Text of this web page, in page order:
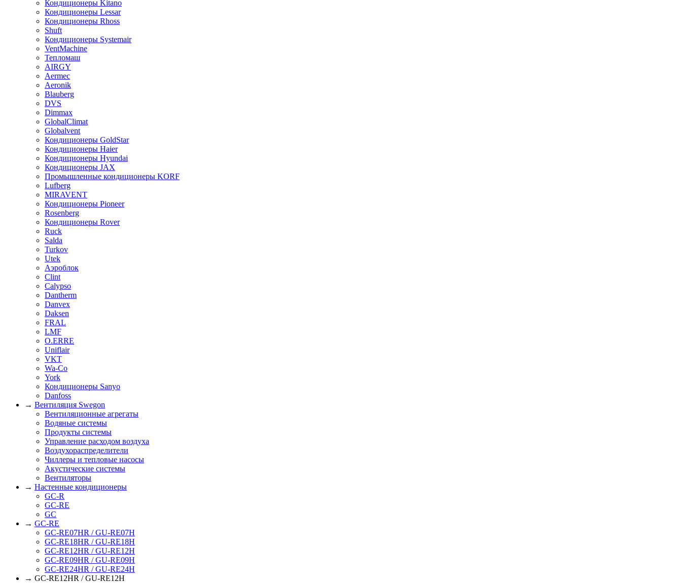
Кондиционеры Kitano
Кондиционеры Lessar
Кондиционеры Rhoss
Shuft
Кондиционеры Systemair
VentMachine
Тепломаш
AIRGY
Aermec
Aeronik
Blauberg
DVS
Dimmax
GlobalClimat
Globalvent
Кондиционеры GoldStar
Кондиционеры Haier
Кондиционеры Hyundai
Кондиционеры JAX
Промышленные кондиционеры KORF
Lufberg
MIRAVENT
Кондиционеры Pioneer
Rosenberg
Кондиционеры Rover
Ruck
Salda
Turkov
Utek
Аэроблок
Clint
Calypso
Dantherm
Danvex
Daksen
FRAL
LMF
O.ERRE
Uniflair
VKT
Wa-Co
York
Кондиционеры Sanyo
Danfoss
→ Вентиляция Swegon
Вентиляционные агрегаты
Водяные системы
Продукты системы
Управление расходом воздуха
Воздухораспределители
Чиллеры и тепловые насосы
Акустические системы
Вентиляторы
→ Настенные кондиционеры
GC-R
GC-RE
GC
→ GC-RE
GC-RE07HR / GU-RE07H
GC-RE18HR / GU-RE18H
GC-RE12HR / GU-RE12H
GC-RE09HR / GU-RE09H
GC-RE24HR / GU-RE24H
→ GC-RE12HR / GU-RE12H